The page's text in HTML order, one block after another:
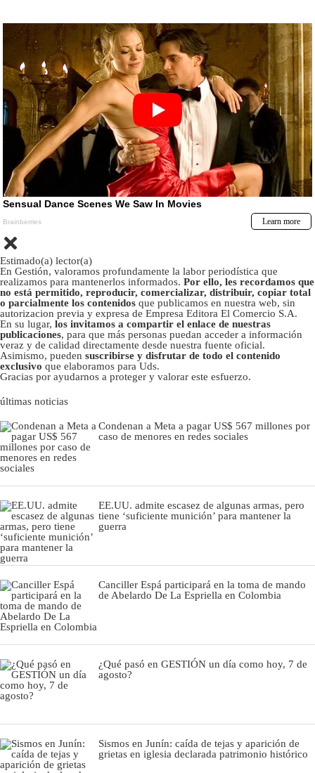
Estimado(a) lector(a)
En Gestión, valoramos profundamente la labor periodística que
realizamos para mantenerlos informados. Por ello, les recordamos que
no está permitido, reproducir, comercializar, distribuir, copiar total
o parcialmente los contenidos que publicamos en nuestra web, sin
autorizacion previa y expresa de Empresa Editora El Comercio S.A.
En su lugar, los invitamos a compartir el enlace de nuestras
publicaciones, para que más personas puedan acceder a información
veraz y de calidad directamente desde nuestra fuente oficial.
Asimismo, pueden suscribirse y disfrutar de todo el contenido
exclusivo que elaboramos para Uds.
Gracias por ayudarnos a proteger y valorar este esfuerzo.
últimas noticias
Condenan a Meta a pagar US$ 567 millones por
caso de menores en redes sociales
EE.UU. admite escasez de algunas armas, pero
tiene ‘suficiente munición’ para mantener la
guerra
Canciller Espá participará en la toma de mando
de Abelardo De La Espriella en Colombia
¿Qué pasó en GESTIÓN un día como hoy, 7 de
agosto?
Sismos en Junín: caída de tejas y aparición de
grietas en iglesia declarada patrimonio histórico